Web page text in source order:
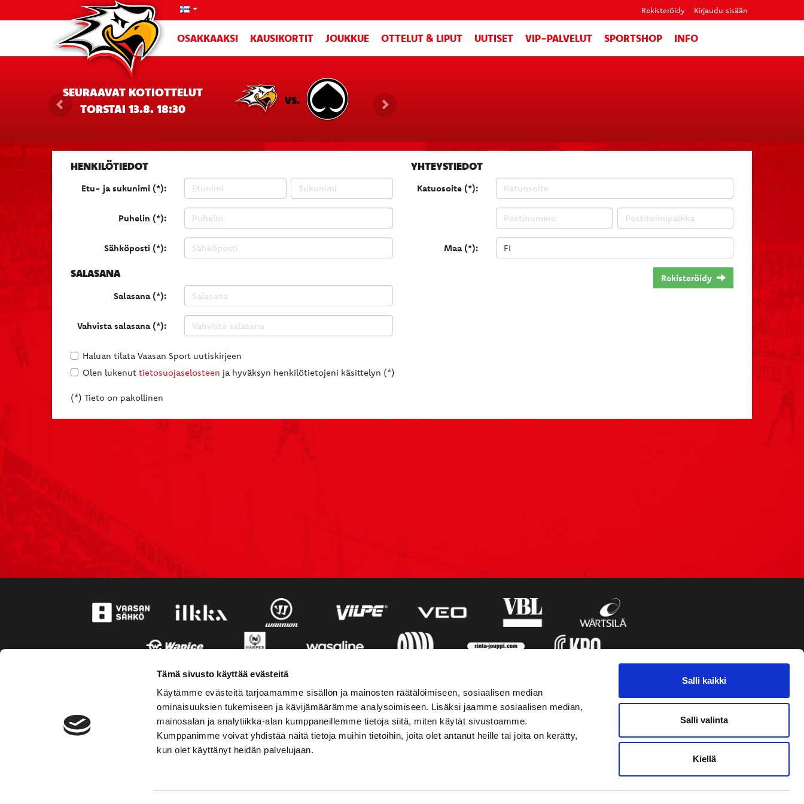
Tämä sivusto käyttää evästeitä
Käytämme evästeitä tarjoamamme sisällön ja mainosten räätälöimiseen, sosiaalisen median
ominaisuuksien tukemiseen ja kävijämäärämme analysoimiseen. Lisäksi jaamme sosiaalisen median,
mainosalan ja analytiikka-alan kumppaneillemme tietoja siitä, miten käytät sivustoamme.
Kumppanimme voivat yhdistää näitä tietoja muihin tietoihin, joita olet antanut heille tai joita on kerätty,
kun olet käyttänyt heidän palvelujaan.
Salli kaikki
Salli valinta
Kiellä
Rekisteröidy Kirjaudu sisään
OSAKKAAKSI KAUSIKORTIT JOUKKUE OTTELUT & LIPUT UUTISET VIP-PALVELUT SPORTSHOP INFO
SEURAAVAT KOTIOTTELUT
TORSTAI 13.8. 18:30
VS.
HENKILÖTIEDOT
Etu- ja sukunimi (*):
Puhelin (*):
Sähköposti (*):
SALASANA
Salasana (*):
Vahvista salasana (*):
YHTEYSTIEDOT
Katuosoite (*):
Maa (*):
Rekisteröidy
Haluan tilata Vaasan Sport uutiskirjeen
Olen lukenut tietosuojaselosteen ja hyväksyn henkilötietojeni käsittelyn (*)
(*) Tieto on pakollinen
YHTEYSTIEDOT SOSIAALINEN MEDIA VAASAN SPORT UUTISKIRJE